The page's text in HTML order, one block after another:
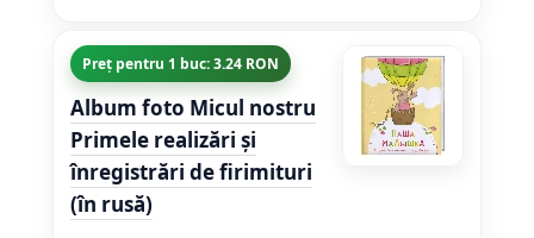
Preț pentru 1 buc: 3.24 RON
Album foto Micul nostru
Primele realizări și
înregistrări de firimituri
(în rusă)